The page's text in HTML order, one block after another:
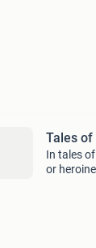
Tales of
In tales
or